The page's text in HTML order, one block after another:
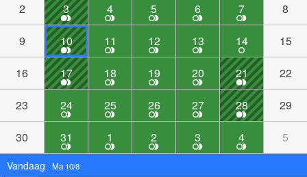
2 3 4 5 6 7 8
9 10 11 12 13 14 15
16 17 18 19 20 21 22
23 24 25 26 27 28 29
30 31 1 2 3 4 5
Vandaag Ma 10/8